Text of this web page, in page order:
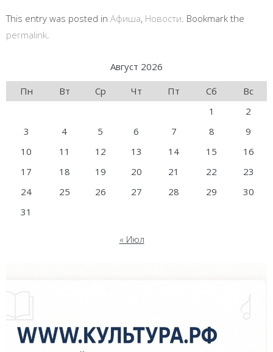
This entry was posted in Афиша, Новости . Bookmark the
permalink
Август 2026
Пн
Вт Ср Чт Пт Сб
Вс
1
2
3
4 5 6 7 8
9
10
11 12 13 14 15
16
17
18 19 20 21 22
23
24
25 26 27 28 29
30
31
« Июл